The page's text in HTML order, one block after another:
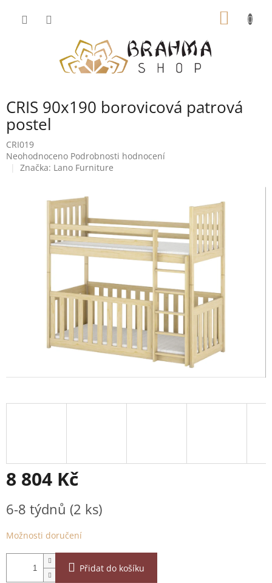
CRIS 90x190 borovicová patrová
postel
CRI019
Průměrné
hodnocení
Neohodnoceno Podrobnosti hodnocení
Značka: Lano Furniture
8 804 Kč
cena:
6-8 týdnů (2 ks)
Možnosti doručení
Přidat do košíku